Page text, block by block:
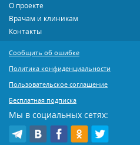
О проекте
Врачам и клиникам
Контакты
Сообщить об ошибке
Политика конфиденциальности
Пользовательское соглашение
Бесплатная подписка
Мы в социальных сетях: